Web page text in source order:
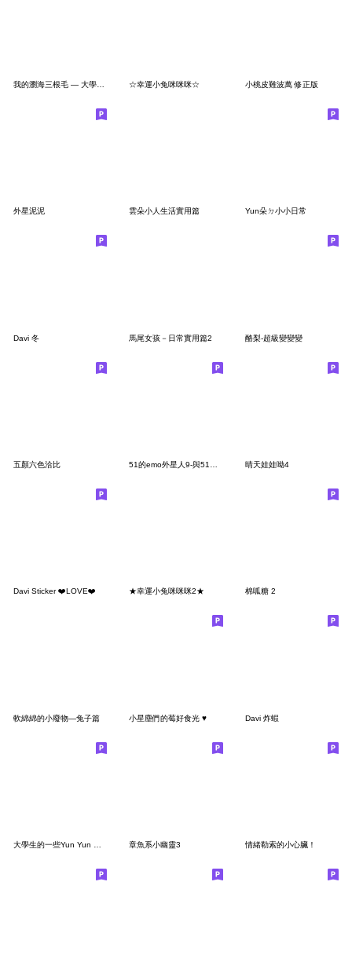
☆幸運小兔咪咪咪☆ 小桃皮難波萬 修正版
外星泥泥 雲朵小人生活實用篇 Yun朵ㄉ小小日常
Davi 冬 馬尾女孩－日常實用篇2 酪梨-超級變變變
五顏六色洽比 晴天娃娃呦4
Davi Sticker ❤️LOVE❤️ ★幸運小兔咪咪咪2★ 棉呱糖 2
軟綿綿的小廢物—兔子篇 小星塵們的莓好食光 ♥ Davi 炸蝦
章魚系小幽靈3 情緒勒索的小心臟！